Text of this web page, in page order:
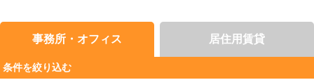
事務所・オフィス 居住用賃貸
条件を絞り込む